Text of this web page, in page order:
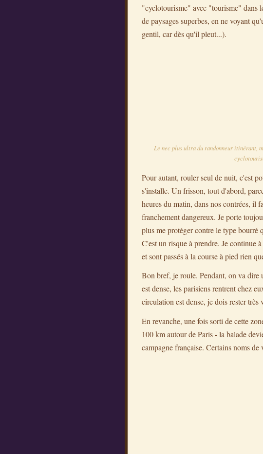
"cyclotourisme" avec "tourisme" dans
de paysages superbes, en ne voyant
gentil, car dès qu'il pleut...).
Le nec plus ultra du randonneur itinérant,
Pour autant, rouler seul de nuit, c'est
s'installe. Un frisson, tout d'abord,
heures du matin, dans nos contrées, il
franchement dangereux. Je porte
plus me protéger contre le type bourré
C'est un risque à prendre. Je continue
et sont passés à la course à pied rien
Bon bref, je roule. Pendant, on va dire
est dense, les parisiens rentrent chez
circulation est dense, je dois rester
En revanche, une fois sorti de cette
100 km autour de Paris - la balade
campagne française. Certains noms